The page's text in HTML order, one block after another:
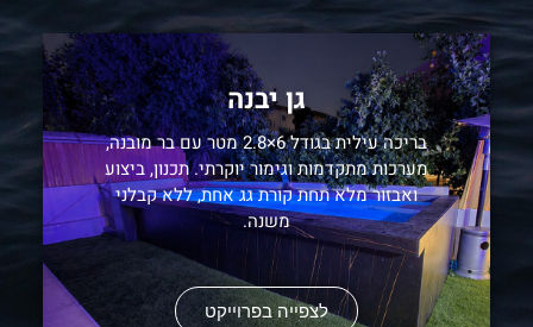
גן יבנה
בריכה עילית בגודל 6×2.8 מטר עם בר מובנה,
מערכות מתקדמות וגימור יוקרתי. תכנון, ביצוע
ואבזור מלא תחת קורת גג אחת, ללא קבלני
משנה.
לצפייה בפרוייקט